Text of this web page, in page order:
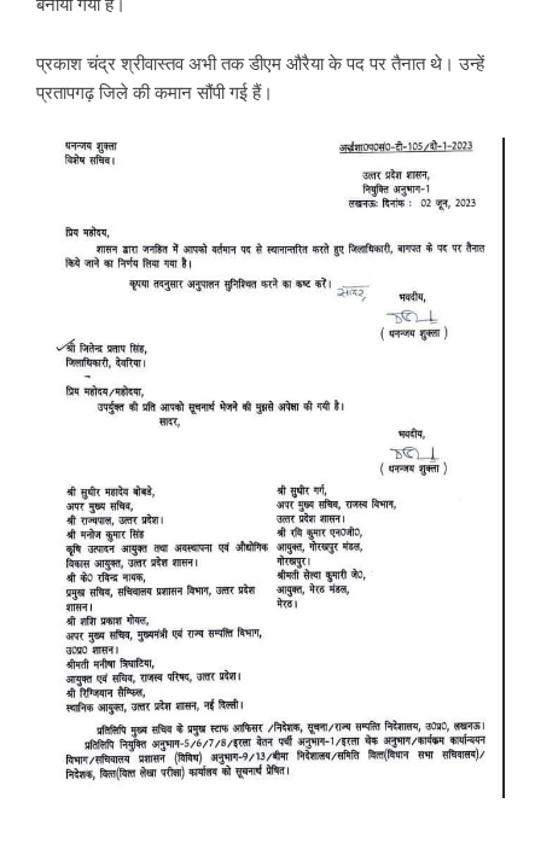
बनाया गया है।
प्रकाश चंद्र श्रीवास्तव अभी तक डीएम औरैया के पद पर तैनात थे। उन्‍हें
प्रतापगढ़ ज‍िले की कमान सौंपी गई हैं।